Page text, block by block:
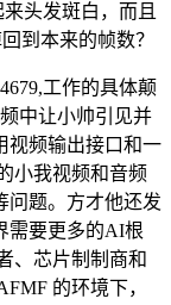
头发斑白，而且
到本来的帧数？
工作的具体颠
中让小帅引见并
视频输出接口和一
小我视频和音频
问题。方才他还发
需要更多的AI根
、芯片制制商和
的环境下，